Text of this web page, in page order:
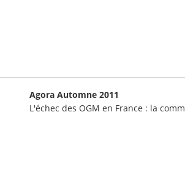
Agora Automne 2011
L'échec des OGM en France : la